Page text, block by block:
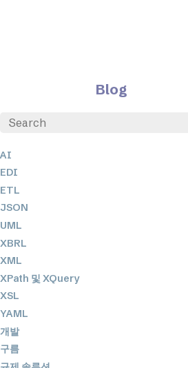
Blog
AI
EDI
ETL
JSON
UML
XBRL
XML
XPath 및 XQuery
XSL
YAML
개발
구름